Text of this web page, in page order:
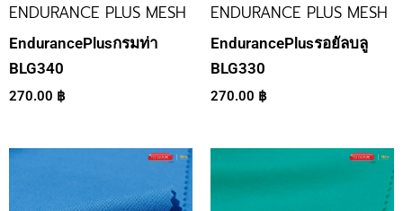
ENDURANCE PLUS MESH
EndurancePlusกรมท่า
BLG340
270.00 ฿
ENDURANCE PLUS MESH
EndurancePlusรอยัลบลู
BLG330
270.00 ฿